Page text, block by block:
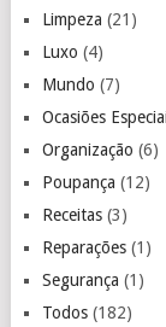
Limpeza (21)
Luxo (4)
Mundo (7)
Ocasiões
Organização (6)
Poupança (12)
Receitas(3)
Reparações(1)
Segurança (1)
Todos(182)